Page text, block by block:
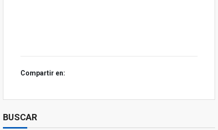
Compartir en:
BUSCAR